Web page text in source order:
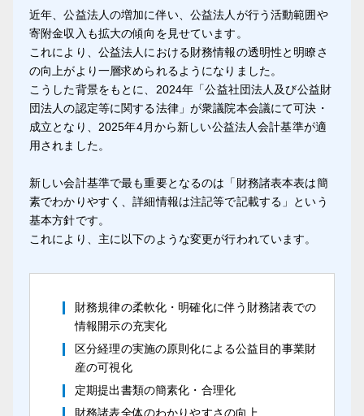
近年、公益法人の増加に伴い、公益法人が行う活動範囲や
寄附金収入も拡大の傾向を見せています。
これにより、公益法人における財務情報の透明性と明瞭さ
の向上がより一層求められるようになりました。
こうした背景をもとに、2024年「公益社団法人及び公益財
団法人の認定等に関する法律」が衆議院本会議にて可決・
成立となり、2025年4月から新しい公益法人会計基準が適
用されました。
新しい会計基準で最も重要となるのは「財務諸表本表は簡
素でわかりやすく、詳細情報は注記等で記載する」という
基本方針です。
これにより、主に以下のような変更が行われています。
財務規律の柔軟化・明確化に伴う財務諸表での
情報開示の充実化
区分経理の実施の原則化による公益目的事業財
産の可視化
定期提出書類の簡素化・合理化
財務諸表全体のわかりやすさの向上